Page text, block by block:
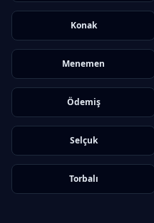
Konak
Menemen
Ödemiş
Selçuk
Torbalı